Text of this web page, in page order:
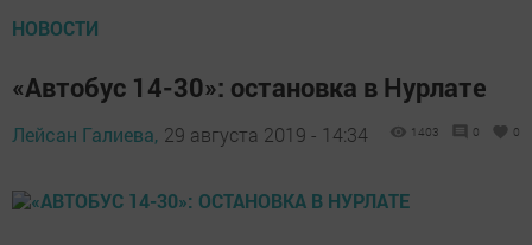
НОВОСТИ
«Автобус 14-30»: остановка в Нурлате
Лейсан Галиева, 29 августа 2019 - 14:34 1403 0 0